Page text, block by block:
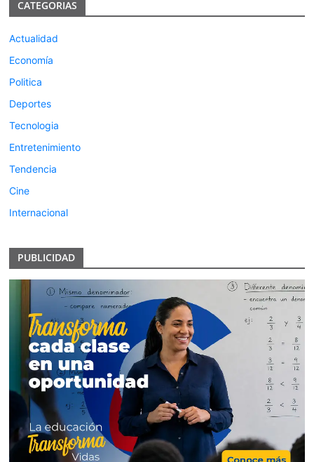
CATEGORIAS
Actualidad
Economía
Politica
Deportes
Tecnologia
Entretenimiento
Tendencia
Cine
Internacional
PUBLICIDAD